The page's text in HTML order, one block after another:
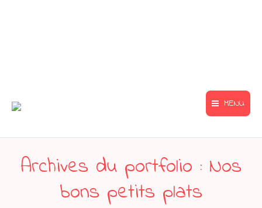
MENU
Archives du portfolio : Nos
bons petits plats